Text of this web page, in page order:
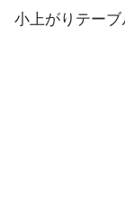
小上がりテーブ